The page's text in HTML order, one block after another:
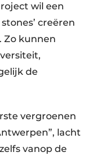
wil een
creëren
Zo kunnen
de
vergroenen
lacht
vanop de